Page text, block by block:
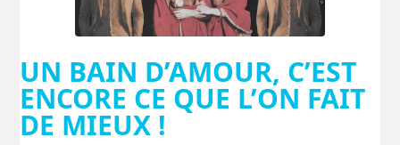
UN BAIN D’AMOUR, C’EST
ENCORE CE QUE L’ON FAIT
DE MIEUX !